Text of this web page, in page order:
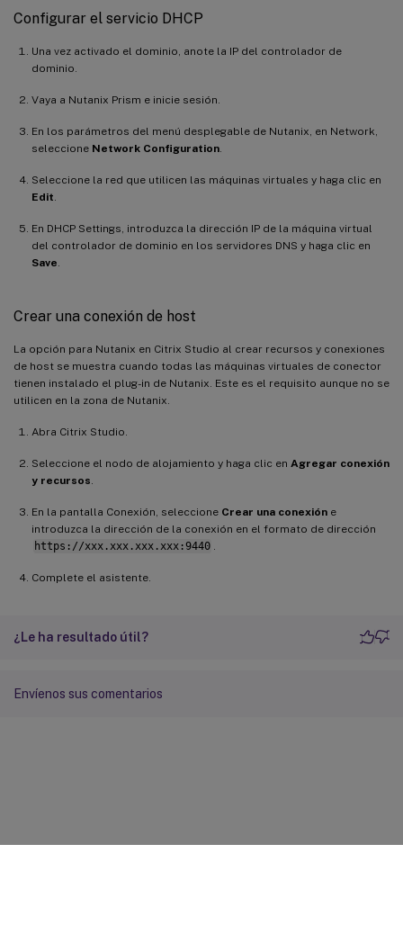
Configurar el servicio DHCP
Una vez activado el dominio, anote la IP del controlador de
dominio.
Vaya a Nutanix Prism e inicie sesión.
En los parámetros del menú desplegable de Nutanix, en Network,
seleccione Network Configuration
Seleccione la red que utilicen las máquinas virtuales y haga clic en
Edit
En DHCP Settings, introduzca la dirección IP de la máquina virtual
del controlador de dominio en los servidores DNS y haga clic en
Save
Crear una conexión de host
La opción para Nutanix en Citrix Studio al crear recursos y conexiones
de host se muestra cuando todas las máquinas virtuales de conector
tienen instalado el plug-in de Nutanix. Este es el requisito aunque no se
utilicen en la zona de Nutanix.
Abra Citrix Studio.
Seleccione el nodo de alojamiento y haga clic en Agregar conexión
y recursos
En la pantalla Conexión, seleccione Crear una conexión e
introduzca la dirección de la conexión en el formato de dirección
https://xxx.xxx.xxx.xxx:9440
Complete el asistente.
¿Le ha resultado útil?
Envíenos sus comentarios